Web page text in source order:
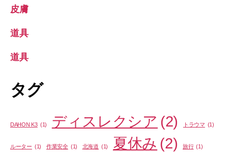
皮膚
道具
道具
タグ
DAHON K3 (1) ディスレクシア (2) トラウマ (1)
ルーター (1) 作業安全 (1) 北海道 (1) 夏休み (2) 旅行 (1)